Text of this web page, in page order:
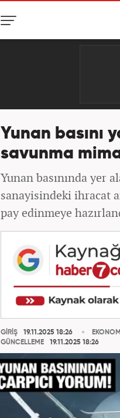
Yunan basını
savunma
Yunan basınında yer
sanayisindeki ihracat
pay edinmeye
GİRİŞ
19.11.2025 18:26
GÜNCELLEME
19.11.2025 18:26
EKONOMİ